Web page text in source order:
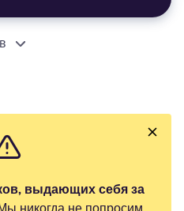
выдающих себя за